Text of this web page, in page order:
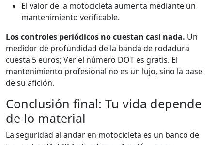
El valor de la motocicleta aumenta mediante un
mantenimiento verificable.
Los controles periódicos no cuestan casi nada. Un
medidor de profundidad de la banda de rodadura
cuesta 5 euros; Ver el número DOT es gratis. El
mantenimiento profesional no es un lujo, sino la base
de su afición.
Conclusión final: Tu vida depende
de lo material
La seguridad al andar en motocicleta es un banco de